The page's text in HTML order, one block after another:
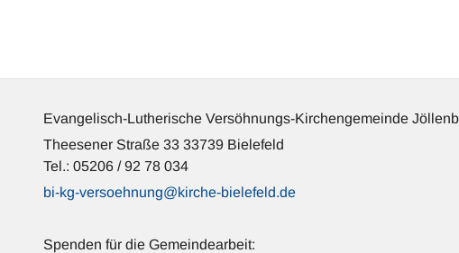
Evangelisch-Lutherische Versöhnungs-Kirchengemeinde
Theesener Straße 33 33739 Bielefeld
Tel.: 05206 / 92 78 034
bi-kg-versoehnung@kirche-bielefeld.de
Spenden für die Gemeindearbeit: